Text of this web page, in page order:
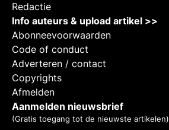
Redactie
Info auteurs & upload artikel >>
Abonneevoorwaarden
Code of conduct
Adverteren / contact
Copyrights
Afmelden
Aanmelden nieuwsbrief
(Gratis toegang tot de nieuwste artikelen)